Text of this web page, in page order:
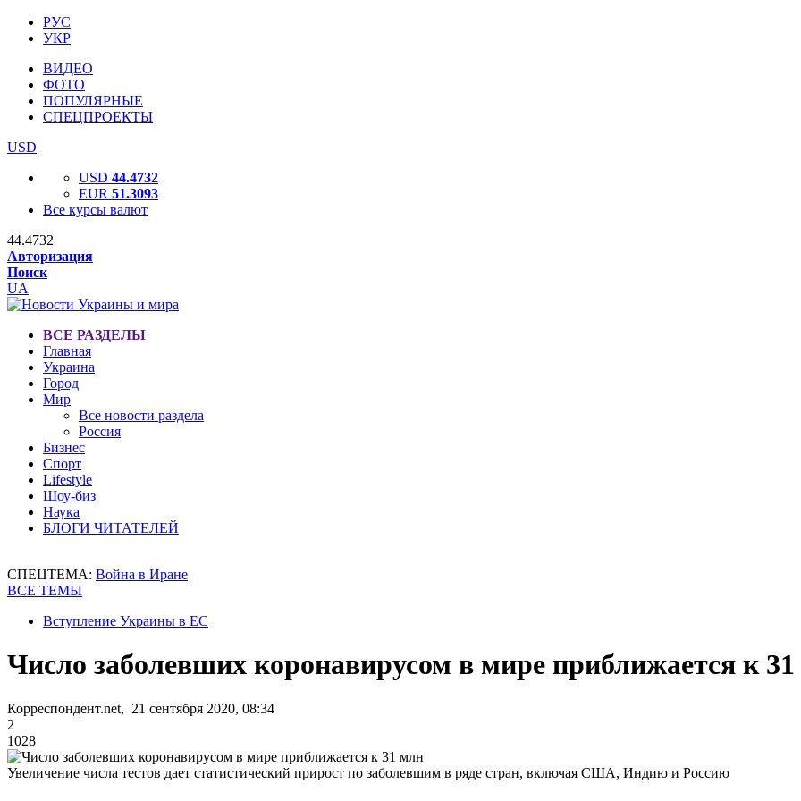
РУС
УКР
ВИДЕО
ФОТО
ПОПУЛЯРНЫЕ
СПЕЦПРОЕКТЫ
USD
USD 44.4732
EUR 51.3093
Все курсы валют
44.4732
Авторизация
Поиск
UA
ВСЕ РАЗДЕЛЫ
Главная
Украина
Город
Мир
Все новости раздела
Россия
Бизнес
Спорт
Lifestyle
Шоу-биз
Наука
БЛОГИ ЧИТАТЕЛЕЙ
СПЕЦТЕМА: Война в Иране
ВСЕ ТЕМЫ
Вступление Украины в ЕС
Число заболевших коронавирусом в мире приближается к
Корреспондент.net, 21 сентября 2020, 08:34
2
1028
Увеличение числа тестов дает статистический прирост по заболевшим в ряде стран, включая США, Индию и Россию